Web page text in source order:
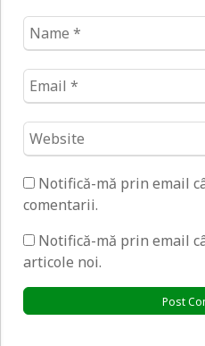
Name
*
Email
*
Website
*
Notifică-mă prin email
comentarii.
Notifică-mă prin email
articole noi.